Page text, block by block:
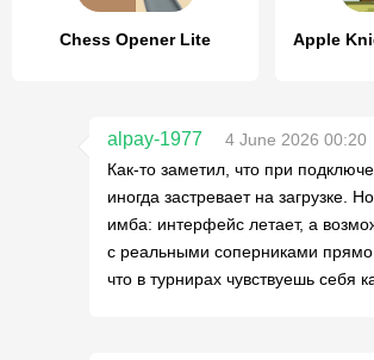
Chess Opener Lite
alpay-1977
4 June 2026 00:20
Как-то заметил, что при
иногда застревает на загрузке.
имба: интерфейс летает, а
с реальными соперниками прямо
что в турнирах чувствуешь себя